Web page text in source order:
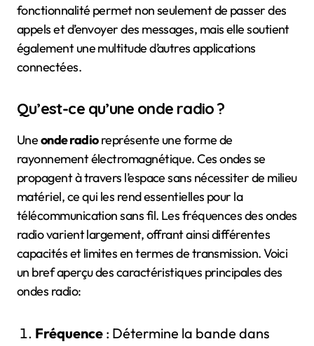
fonctionnalité permet non seulement de passer des
appels et d’envoyer des messages, mais elle soutient
également une multitude d’autres applications
connectées.
Qu’est-ce qu’une onde radio ?
Uneonde radioreprésente une forme de
rayonnement électromagnétique. Ces ondes se
propagent à travers l’espace sans nécessiter de milieu
matériel, ce qui les rend essentielles pour la
télécommunication sans fil. Les fréquences des ondes
radio varient largement, offrant ainsi différentes
capacités et limites en termes de transmission. Voici
un bref aperçu des caractéristiques principales des
ondes radio:
Fréquence: Détermine la bande dans